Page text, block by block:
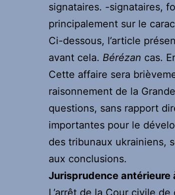
signataires. -signataires,
principalement sur le
Ci-dessous, l’article
avant cela. Bérézan cas.
Cette affaire sera
raisonnement de la
questions, sans rapport
importantes pour le
des tribunaux ukrainiens,
aux conclusions.
Jurisprudence antérieure
L’arrêt de la Cour civile